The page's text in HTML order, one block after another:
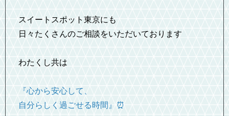
スイートスポット東京にも
日々たくさんのご相談をいただいております
わたくし共は
『心から安心して、
自分らしく過ごせる時間』⏰